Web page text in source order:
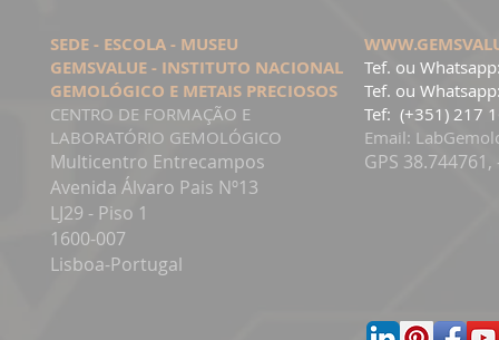
SEDE - ESCOLA - MUSEU
GEMSVALUE - INSTITUTO NACIONAL
GEMOLÓGICO E METAIS PRECIOSOS
CENTRO DE FORMAÇÃO E
LABORATÓRIO GEMOLÓGICO
Multicentro Entrecampos
Avenida Álvaro Pais Nº13
LJ29 - Piso 1
1600-007
Lisboa-Portugal
Tef. ou
Tef. ou
Tef: (+351) 217
Email:
GPS